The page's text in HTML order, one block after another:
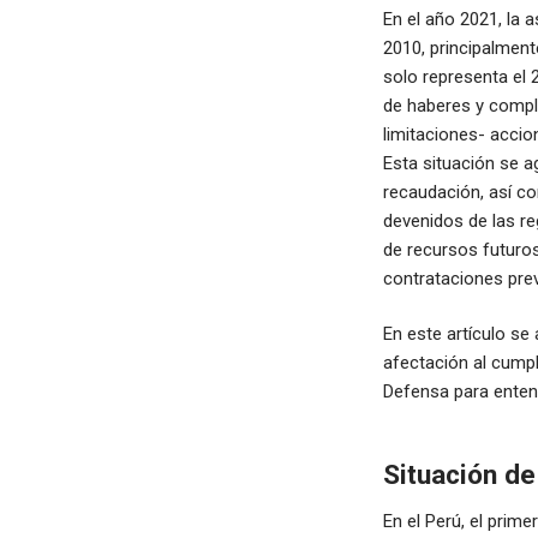
En el año 2021, la
2010,
solo representa el
de haberes y
limitaciones-
Esta situación se
recaudación, así
devenidos de las
de recursos
contrataciones
En este artículo se
afectación al
Defensa para
Situación
En el Perú, el